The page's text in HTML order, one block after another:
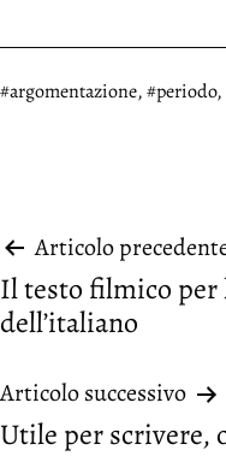
Taggato
argomentazione, periodo,
Navigazione
articoli
Articolo
Il testo filmico
dell’italiano
Articolo successivo
Utile per scrivere,